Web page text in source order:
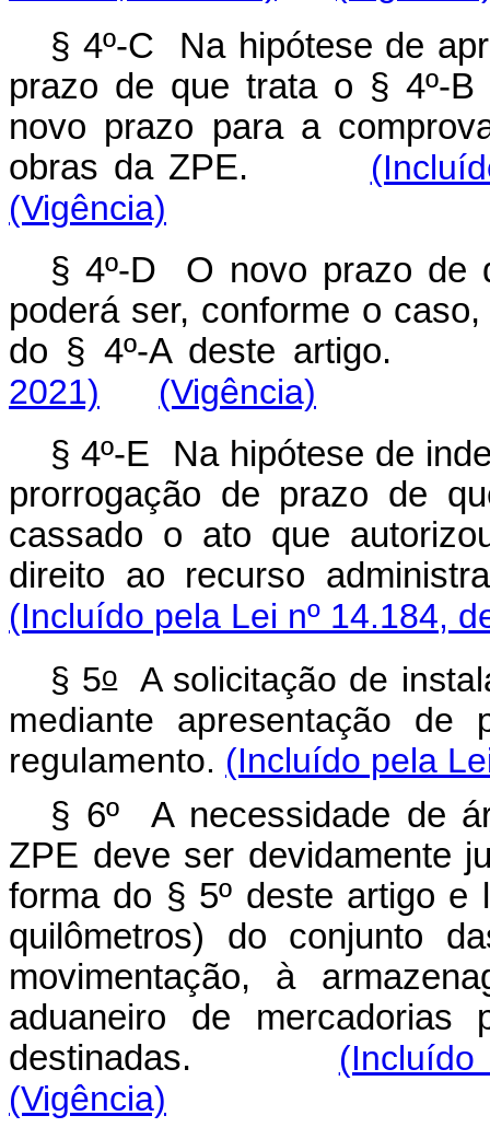
§ 4º-C Na hipótese de
prazo de que trata o § 4º-
novo prazo para a
obras da ZPE.
(Vigência)
§ 4º-D O novo prazo de
poderá ser, conforme o
do § 4º-A deste artigo.
2021)
(Vigência)
§ 4º-E Na hipótese de
prorrogação de prazo de
cassado o ato que
direito ao recurso
(Incluído pela Lei nº 14.184,
§ 5oA solicitação de
mediante apresentação de
regulamento. (Incluído pela
§ 6º A necessidade de
ZPE deve ser devidamente
forma do § 5º deste artigo e
quilômetros) do conjunto
movimentação, à
aduaneiro de
destinadas.
(Vigência)